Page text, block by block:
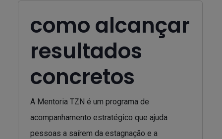
como alcançar
resultados
concretos
A Mentoria TZN é um programa de
acompanhamento estratégico que ajuda
pessoas a saírem da estagnação e a